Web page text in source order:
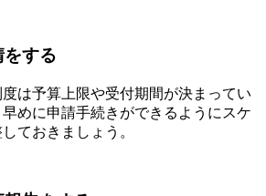
する
は予算上限や受付期間が決まってい
めに申請手続きができるようにスケ
ておきましょう。